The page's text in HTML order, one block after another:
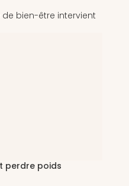
de bien-être intervient
perdre poids